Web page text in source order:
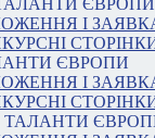
ЄВРОПИ
І
ЄВРОПИ
І